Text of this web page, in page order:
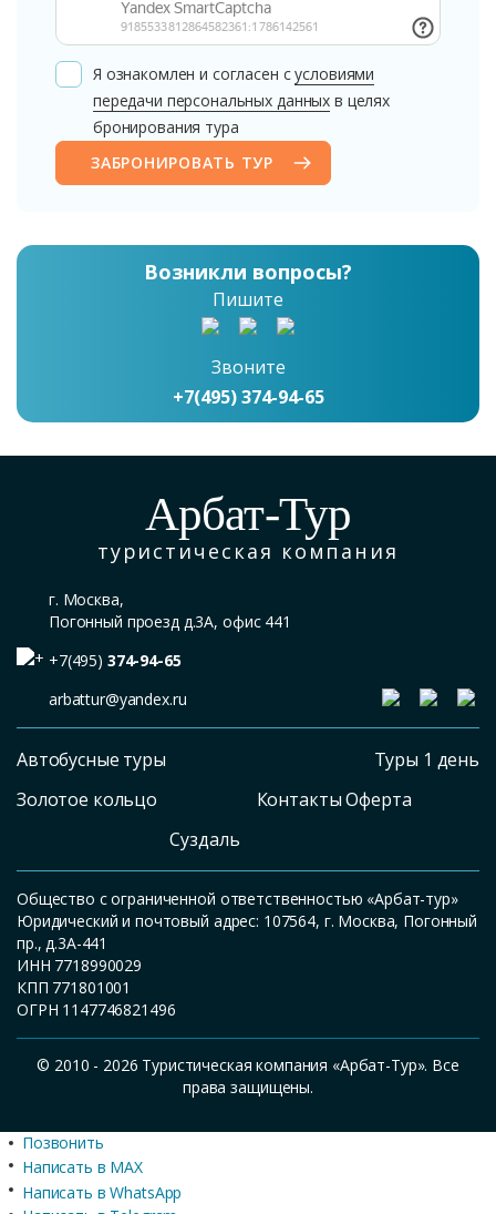
Я ознакомлен и согласен сусловиями
передачи персональных данных в целях
бронирования тура
ЗАБРОНИРОВАТЬ ТУР
Возникли вопросы?
Пишите
Звоните
+7(495) 374-94-65
Арбат-Тур
туристическая компания
г. Москва,
Погонный проезд д.3А, офис 441
+7(495) 374-94-65
arbattur@yandex.ru
Автобусные туры
Золотое кольцо
Суздаль
Туры 1 день
Контакты Оферта
Общество с ограниченной ответственностью «Арбат-тур»
Юридический и почтовый адрес: 107564, г. Москва, Погонный
пр., д.3А-441
ИНН 7718990029
КПП 771801001
ОГРН 1147746821496
© 2010 - 2026 Туристическая компания «Арбат-Тур». Все
права защищены.
Позвонить
Написать в MAX
Написать в WhatsApp